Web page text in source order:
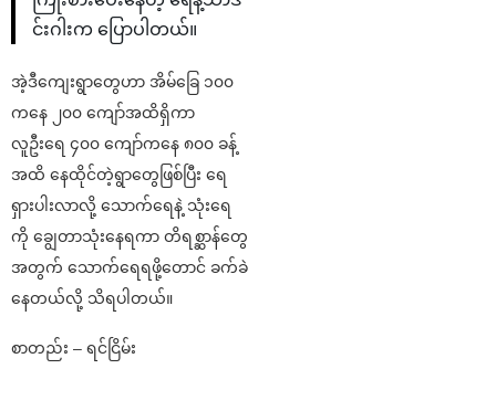
င်းဂါးက ပြောပါတယ်။
အဲ့ဒီကျေးရွာတွေဟာ အိမ်ခြေ ၁၀၀
ကနေ ၂၀၀ ကျော်အထိရှိကာ
လူဦးရေ ၄၀၀ ကျော်ကနေ ၈၀၀ ခန့်
အထိ နေထိုင်တဲ့ရွာတွေဖြစ်ပြီး ရေ
ရှားပါးလာလို့ သောက်ရေနဲ့ သုံးရေ
ကို ချွေတာသုံးနေရကာ တိရစ္ဆာန်တွေ
အတွက် သောက်ရေရဖို့တောင် ခက်ခဲ
နေတယ်လို့ သိရပါတယ်။
စာတည်း – ရင်ငြိမ်း